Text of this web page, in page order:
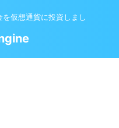
仮想通貨に投資しまし